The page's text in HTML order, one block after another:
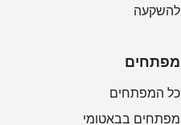
להשקעה
מפתחים
כל המפתחים
מפתחים בבאטומי